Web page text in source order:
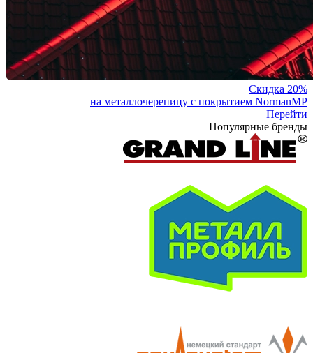
Скидка 20%
на металлочерепицу с покрытием NormanMP
Перейти
Популярные бренды